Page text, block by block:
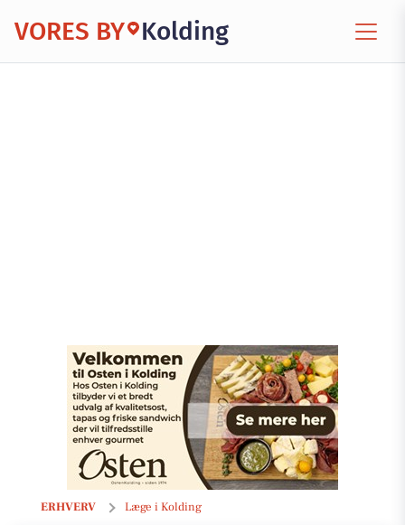
VORES BY Kolding
ERHVERV Læge i Kolding
Carlas fodklinik